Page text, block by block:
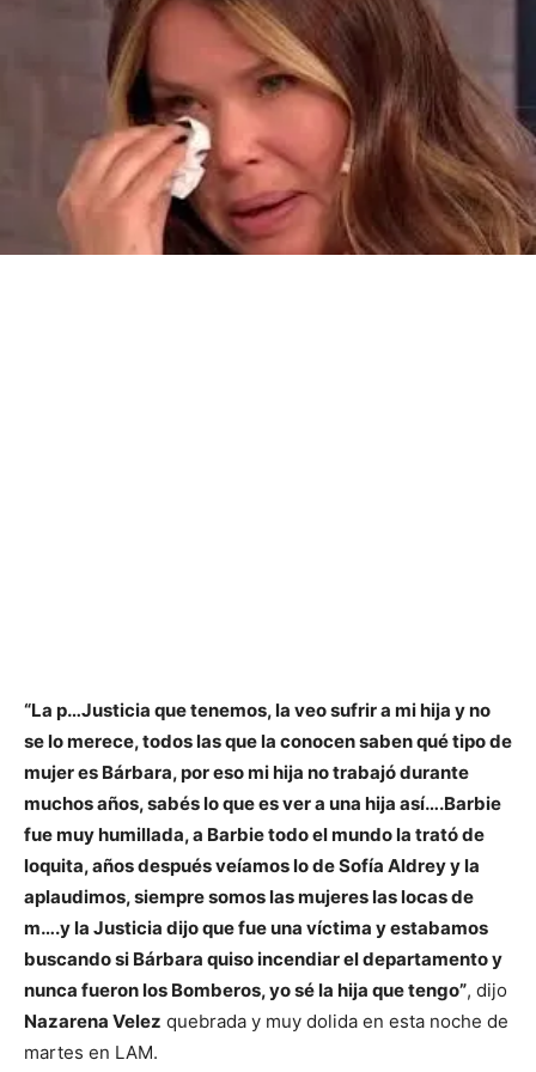
“La p…Justicia que tenemos, la veo sufrir a mi hija y no
se lo merece, todos las que la conocen saben qué tipo de
mujer es Bárbara, por eso mi hija no trabajó durante
muchos años, sabés lo que es ver a una hija así….Barbie
fue muy humillada, a Barbie todo el mundo la trató de
loquita, años después veíamos lo de Sofía Aldrey y la
aplaudimos, siempre somos las mujeres las locas de
m….y la Justicia dijo que fue una víctima y estabamos
buscando si Bárbara quiso incendiar el departamento y
nunca fueron los Bomberos, yo sé la hija que tengo”, dijo
Nazarena Velez quebrada y muy dolida en esta noche de
martes en LAM.